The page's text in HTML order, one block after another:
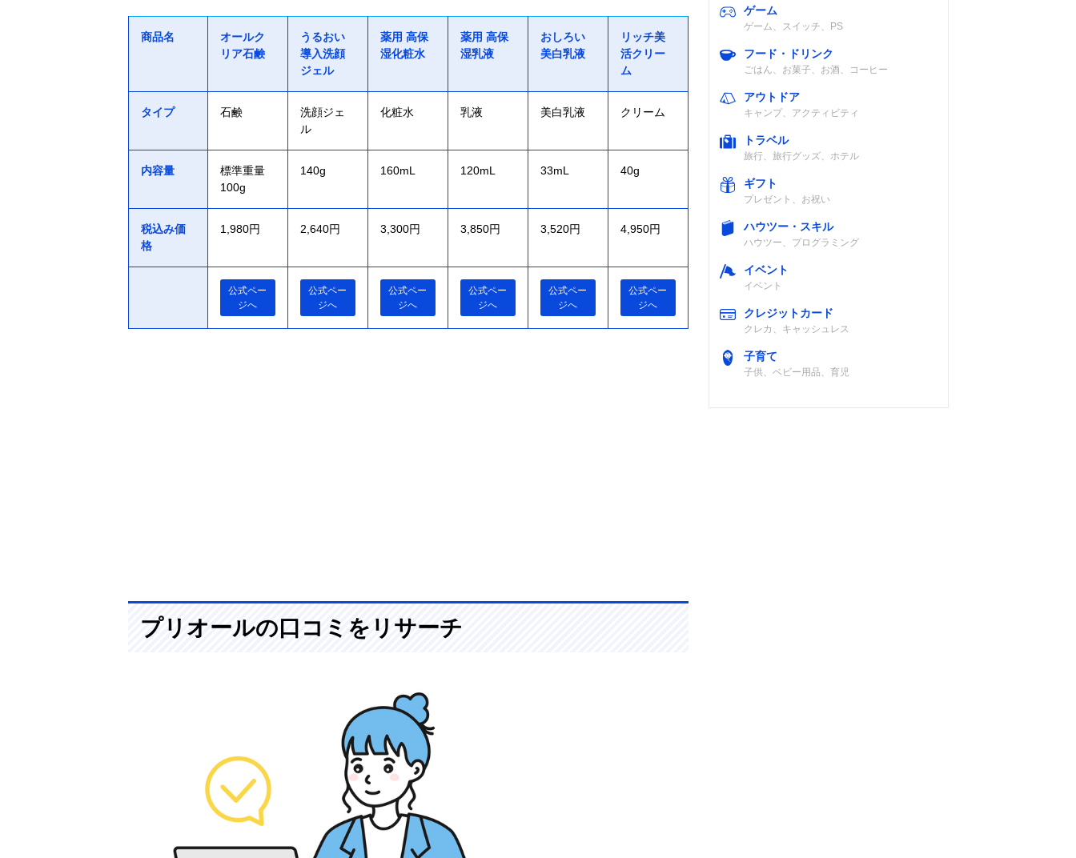
商品名
オールク
リア石鹸
うるおい
導入洗顔
ジェル
薬用 高保
湿化粧水
薬用 高保
湿乳液
おしろい
美白乳液
リッチ美
活クリー
ム
タイプ 石鹸
洗顔ジェ
ル
化粧水 乳液 美白乳液 クリーム
内容量
標準重量
100g
140g 160mL 120mL 33mL 40g
税込み価
格
1,980円 2,640円 3,300円 3,850円 3,520円 4,950円
公式ペー
ジへ
公式ペー
ジへ
公式ペー
ジへ
公式ペー
ジへ
公式ペー
ジへ
公式ペー
ジへ
プリオールの口コミをリサーチ
ゲーム
ゲーム、スイッチ、PS
フード・ドリンク
ごはん、お菓子、お酒、コーヒー
アウトドア
キャンプ、アクティビティ
トラベル
旅行、旅行グッズ、ホテル
ギフト
プレゼント、お祝い
ハウツー・スキル
ハウツー、プログラミング
イベント
イベント
クレジットカード
クレカ、キャッシュレス
子育て
子供、ベビー用品、育児